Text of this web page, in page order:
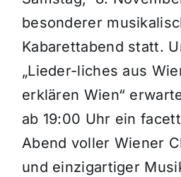
besonderer
Kabarettabend statt.
„Lieder-liches aus
erklären Wien“
ab 19:00 Uhr ein
Abend voller Wiener
und einzigartiger